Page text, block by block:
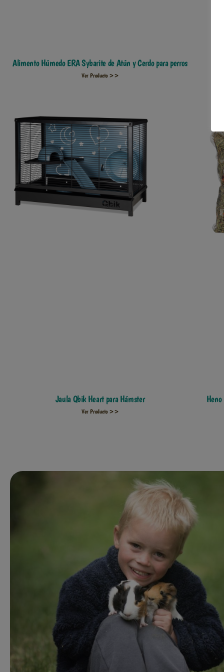
Alimento Húmedo ERA Sybarite de Atún y Cerdo para perros
Ver Producto >>
Jaula Qbik Heart para Hámster
Ver Producto >>